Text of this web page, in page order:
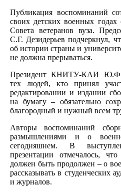
Публикация воспоминаний
своих детских военных годах
Совета ветеранов вуза.
С.Г. Дезидерьев подчеркнул,
об истории страны и
не должна прерываться.
Президент КНИТУ-КАИ Ю.Ф.
тех людей, кто принял
редактировании и издании
на бумагу – обязательно
благородный и нужный всем
Авторы воспоминаний
размышлениями и о
сегодняшнем. В
презентации отмечалось,
должен быть продолжен – о
рассказывать в студенческих
и журналов.